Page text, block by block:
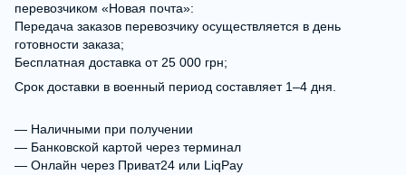
перевозчиком «Новая почта»:
Передача заказов перевозчику осуществляется в день
готовности заказа;
Бесплатная доставка от 25 000 грн;
Срок доставки в военный период составляет 1–4 дня.
— Наличными при получении
— Банковской картой через терминал
— Онлайн через Приват24 или LiqPay